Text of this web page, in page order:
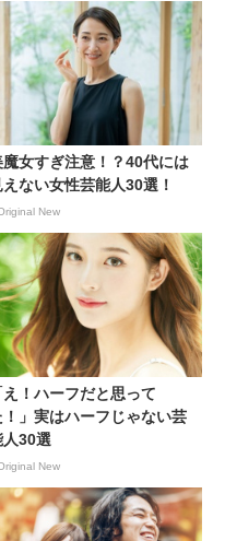
魔女すぎ注意！？40代には
えない女性芸能人30選！
New
え！ハーフだと思って
！」実はハーフじゃない芸
人30選
New